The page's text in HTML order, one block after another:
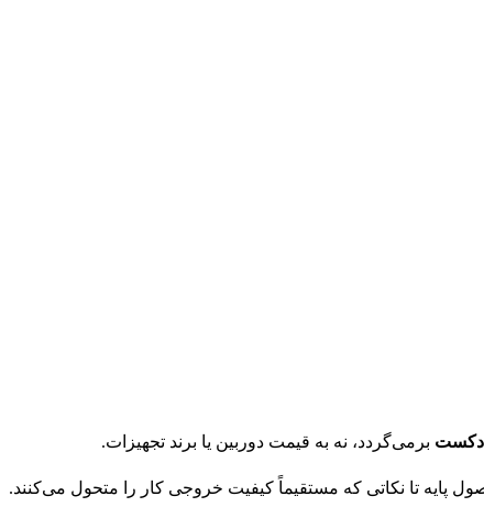
برمی‌گردد، نه به قیمت دوربین یا برند تجهیزات.
پایه تا نکاتی که مستقیماً کیفیت خروجی کار را متحول می‌کنند.